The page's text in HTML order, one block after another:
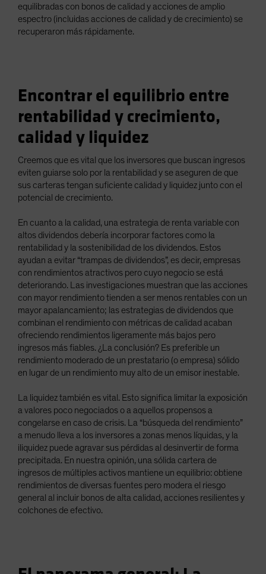
equilibradas con bonos de calidad y acciones de amplio
espectro (incluidas acciones de calidad y de crecimiento) se
recuperaron más rápidamente.
Encontrar el equilibrio entre
rentabilidad y crecimiento,
calidad y liquidez
Creemos que es vital que los inversores que buscan ingresos
eviten guiarse solo por la rentabilidad y se aseguren de que
sus carteras tengan suficiente calidad y liquidez junto con el
potencial de crecimiento.
En cuanto a la calidad, una estrategia de renta variable con
altos dividendos debería incorporar factores como la
rentabilidad y la sostenibilidad de los dividendos. Estos
ayudan a evitar “trampas de dividendos”, es decir, empresas
con rendimientos atractivos pero cuyo negocio se está
deteriorando. Las investigaciones muestran que las acciones
con mayor rendimiento tienden a ser menos rentables con un
mayor apalancamiento; las estrategias de dividendos que
combinan el rendimiento con métricas de calidad acaban
ofreciendo rendimientos ligeramente más bajos pero
ingresos más fiables. ¿La conclusión? Es preferible un
rendimiento moderado de un prestatario (o empresa) sólido
en lugar de un rendimiento muy alto de un emisor inestable.
La liquidez también es vital. Esto significa limitar la exposición
a valores poco negociados o a aquellos propensos a
congelarse en caso de crisis. La “búsqueda del rendimiento”
a menudo lleva a los inversores a zonas menos líquidas, y la
iliquidez puede agravar sus pérdidas al desinvertir de forma
precipitada. En nuestra opinión, una sólida cartera de
ingresos de múltiples activos mantiene un equilibrio: obtiene
rendimientos de diversas fuentes pero modera el riesgo
general al incluir bonos de alta calidad, acciones resilientes y
colchones de efectivo.